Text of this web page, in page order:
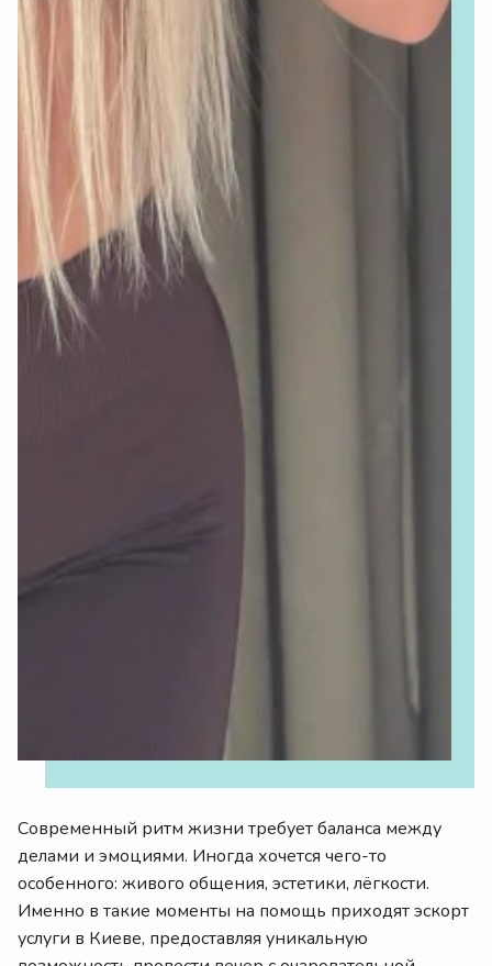
Современный ритм жизни требует баланса между
делами и эмоциями. Иногда хочется чего-то
особенного: живого общения, эстетики, лёгкости.
Именно в такие моменты на помощь приходят эскорт
услуги в Киеве, предоставляя уникальную